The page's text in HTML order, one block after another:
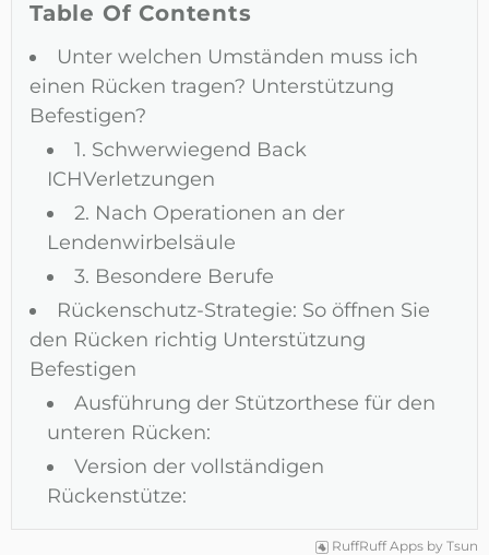
Table Of Contents
Unter welchen Umständen muss ich
einen Rücken tragen? Unterstützung
Befestigen?
1. Schwerwiegend Back
ICHVerletzungen
2. Nach Operationen an der
Lendenwirbelsäule
3. Besondere Berufe
Rückenschutz-Strategie: So öffnen Sie
den Rücken richtig Unterstützung
Befestigen
Ausführung der Stützorthese für den
unteren Rücken:
Version der vollständigen
Rückenstütze:
RuffRuff Apps by Tsun